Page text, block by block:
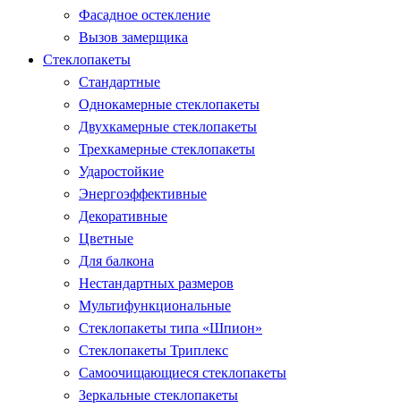
Фасадное остекление
Вызов замерщика
Стеклопакеты
Стандартные
Однокамерные стеклопакеты
Двухкамерные стеклопакеты
Трехкамерные стеклопакеты
Ударостойкие
Энергоэффективные
Декоративные
Цветные
Для балкона
Нестандартных размеров
Мультифункциональные
Стеклопакеты типа «Шпион»
Стеклопакеты Триплекс
Самоочищающиеся стеклопакеты
Зеркальные стеклопакеты